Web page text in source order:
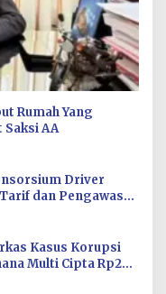
Rumah Yang
AA
Driver
dan Pengawasan
Kasus Korupsi
Multi Cipta Rp26